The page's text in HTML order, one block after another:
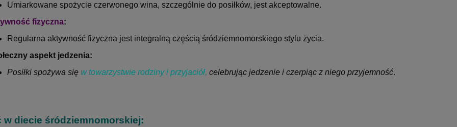
Umiarkowane spożycie czerwonego wina, szczególnie do posiłków, jest akceptowalne.
fizyczna:
Regularna aktywność fizyczna jest integralną częścią śródziemnomorskiego stylu życia.
aspekt jedzenia:
Posiłki spożywa się w towarzystwie rodziny i przyjaciół, celebrując jedzenie i czerpiąc z niego przyjemność.
w diecie śródziemnomorskiej: